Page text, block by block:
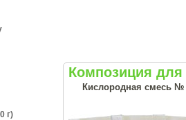
г)
Композиция для
Кислородная смесь №